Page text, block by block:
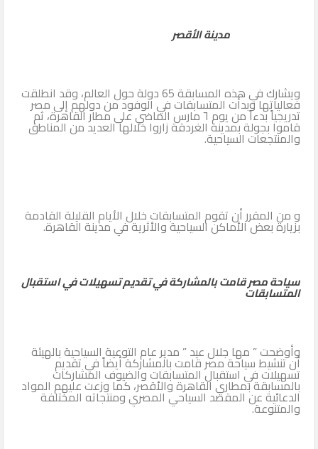
مدينة الأقصر
ويشارك في هذه المسابقة 65 دولة حول العالم، وقد انطلقت
فعالياتها وبدأت المتسابقات في الوفود من دولهم إلى مصر
تدريجياً بدءاً من يوم ٦ مارس الماضي على مطار القاهرة، ثم
قاموا بجولة بمدينة الغردقة زاروا خلالها العديد من المناطق
والمنتجعات السياحية.
و من المقرر أن تقوم المتسابقات خلال الأيام القليلة القادمة
بزيارة بعض الأماكن السياحية والأثرية في مدينة القاهرة.
سياحة مصر قامت بالمشاركة في تقديم تسهيلات في استقبال
المتسابقات
وأوضحت ” مها جلال عيد ” مدير عام التوعية السياحية بالهيئة
أن تنشيط سياحة مصر قامت بالمشاركة أيضاً في تقديم
تسهيلات في استقبال المتسابقات والضيوف المشاركات
بالمسابقة بمطاري القاهرة والأقصر، كما وزعت عليهم المواد
الدعائية عن المقصد السياحي المصري ومنتجاته المختلفة
والمتنوعة.